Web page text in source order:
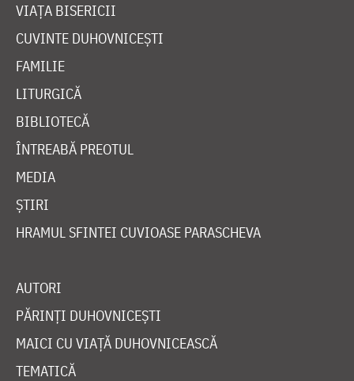
VIAȚA BISERICII
CUVINTE DUHOVNICEȘTI
FAMILIE
LITURGICĂ
BIBLIOTECĂ
ÎNTREABĂ PREOTUL
MEDIA
ȘTIRI
HRAMUL SFINTEI CUVIOASE PARASCHEVA
AUTORI
PĂRINȚI DUHOVNICEȘTI
MAICI CU VIAȚĂ DUHOVNICEASCĂ
TEMATICĂ